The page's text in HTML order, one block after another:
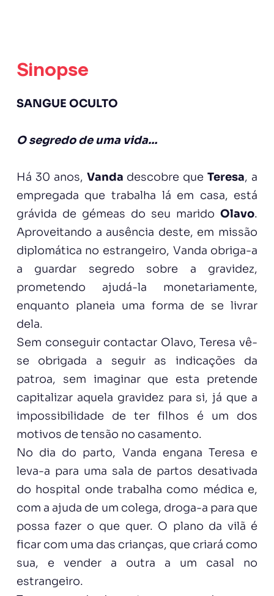
Sinopse
SANGUE OCULTO
O segredo de uma vida…
Há 30 anos, Vanda descobre queTeresa, a
empregada que trabalha lá em casa, está
grávida de gémeas do seu maridoOlavo.
Aproveitando a ausência deste, em missão
diplomática no estrangeiro, Vanda obriga-a
a guardar segredo sobre a gravidez,
prometendo ajudá-la monetariamente,
enquanto planeia uma forma de se livrar
dela.
Sem conseguir contactar Olavo, Teresa vê-
se obrigada a seguir as indicações da
patroa, sem imaginar que esta pretende
capitalizar aquela gravidez para si, já que a
impossibilidade de ter filhos é um dos
motivos de tensão no casamento.
No dia do parto, Vanda engana Teresa e
leva-a para uma sala de partos desativada
do hospital onde trabalha como médica e,
com a ajuda de um colega, droga-a para que
possa fazer o que quer. O plano da vilã é
ficar com uma das crianças, que criará como
sua, e vender a outra a um casal no
estrangeiro.